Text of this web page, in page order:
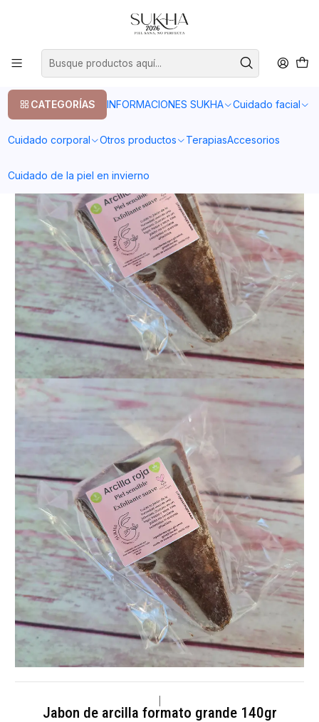
CATEGORÍAS INFORMACIONES SUKHA Cuidado facial
Cuidado corporal Otros productos TerapiasAccesorios
Cuidado de la piel en invierno
20% en tu primera compra con el codigo COMPRA1
Jabon de arcilla formato grande 140gr
Jabon de arcilla formato grande 140gr